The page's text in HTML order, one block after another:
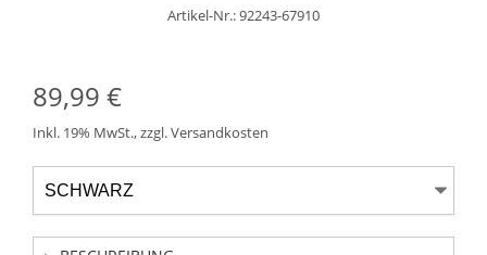
Artikel-Nr.: 92243-67910
89,99 €
Inkl. 19% MwSt.,zzgl.Versandkosten